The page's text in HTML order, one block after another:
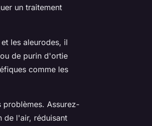
un traitement
les aleurodes, il
de purin d'ortie
comme les
problèmes. Assurez-
de l'air, réduisant